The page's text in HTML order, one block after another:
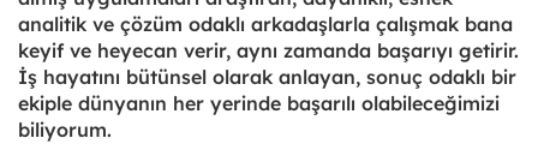
analitik ve çözüm odaklı arkadaşlarla çalışmak bana
keyif ve heyecan verir, aynı zamanda başarıyı getirir.
İş hayatını bütünsel olarak anlayan, sonuç odaklı bir
ekiple dünyanın her yerinde başarılı olabileceğimizi
biliyorum.